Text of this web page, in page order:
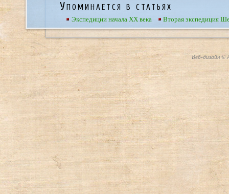
Упоминается в статьях
Экспедиции начала XX века Вторая экспедиция
Веб-дизайн ©